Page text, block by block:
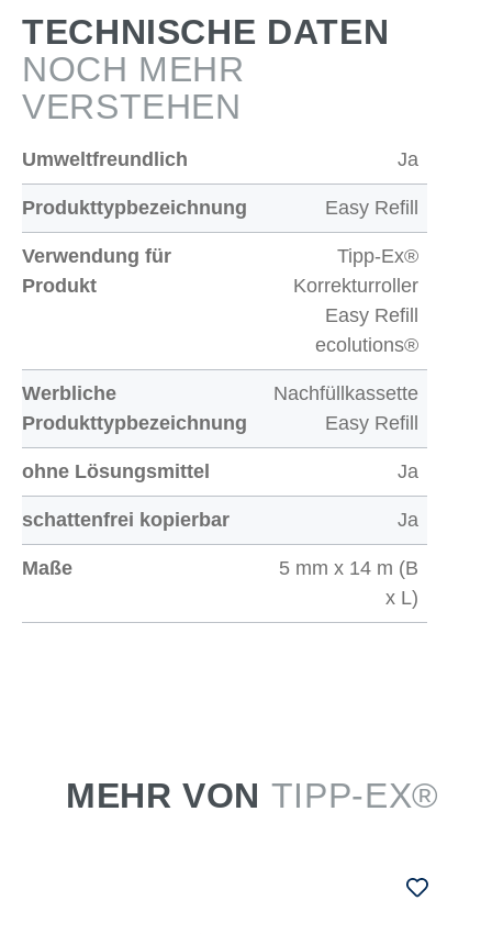
TECHNISCHE DATEN
NOCH MEHR
VERSTEHEN
Umweltfreundlich Ja
Produkttypbezeichnung Easy Refill
Verwendung für
Produkt
Tipp-Ex®
Korrekturroller
Easy Refill
ecolutions®
Werbliche
Produkttypbezeichnung
Nachfüllkassette
Easy Refill
ohne Lösungsmittel Ja
schattenfrei kopierbar Ja
Maße
5 mm x 14 m (B
x L)
MEHR VON TIPP-EX®